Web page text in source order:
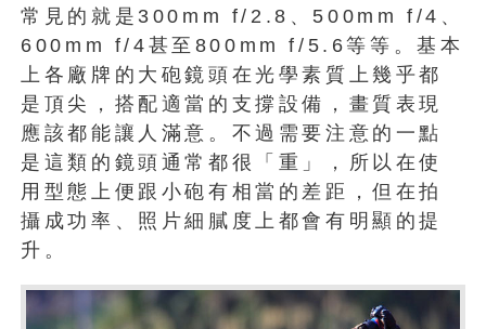
常見的就是300mm f/2.8、500mm f/4、
600mm f/4甚至800mm f/5.6等等。基本
上各廠牌的大砲鏡頭在光學素質上幾乎都
是頂尖，搭配適當的支撐設備，畫質表現
應該都能讓人滿意。不過需要注意的一點
是這類的鏡頭通常都很「重」，所以在使
用型態上便跟小砲有相當的差距，但在拍
攝成功率、照片細膩度上都會有明顯的提
升。